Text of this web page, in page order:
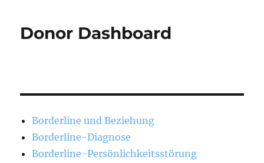
Donor Dashboard
Borderline und Beziehung
Borderline-Diagnose
Borderline-Persönlichkeitsstörung